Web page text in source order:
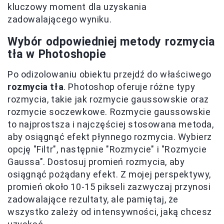
kluczowy moment dla uzyskania
zadowalającego wyniku.
Wybór odpowiedniej metody rozmycia
tła w Photoshopie
Po odizolowaniu obiektu przejdź do właściwego
rozmycia tła. Photoshop oferuje różne typy
rozmycia, takie jak rozmycie gaussowskie oraz
rozmycie soczewkowe. Rozmycie gaussowskie
to najprostsza i najczęściej stosowana metoda,
aby osiągnąć efekt płynnego rozmycia. Wybierz
opcję "Filtr", następnie "Rozmycie" i "Rozmycie
Gaussa". Dostosuj promień rozmycia, aby
osiągnąć pożądany efekt. Z mojej perspektywy,
promień około 10-15 pikseli zazwyczaj przynosi
zadowalające rezultaty, ale pamiętaj, że
wszystko zależy od intensywności, jaką chcesz